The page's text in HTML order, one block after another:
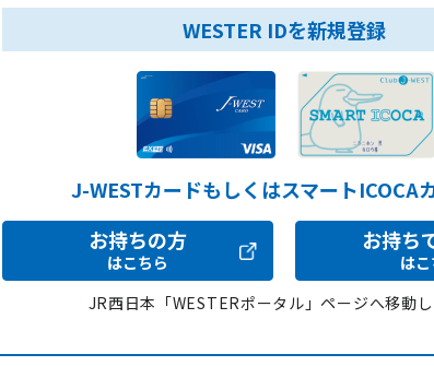
WESTER IDを新規登録
J-WESTカードもしくはスマートICOCA
お持ちの方
はこちら
お持ち
は
JR西日本「WESTERポータル」ページへ移動し